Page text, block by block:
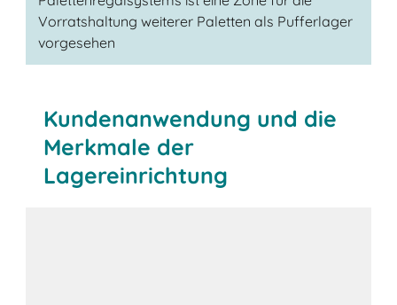
Vorratshaltung weiterer Paletten als Pufferlager
vorgesehen
Kundenanwendung und die
Merkmale der
Lagereinrichtung